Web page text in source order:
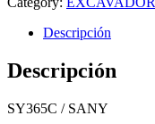
Descripción
Descripción
SY365C / SANY